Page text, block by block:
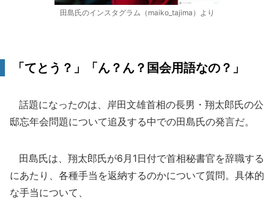
田島氏のインスタグラム（maiko_tajima）より
「てとう？」「ん？ん？国会用語なの？」
話題になったのは、岸田文雄首相の長男・翔太郎氏の公
邸忘年会問題について追及する中での田島氏の発言だ。
田島氏は、翔太郎氏が6月1日付で首相秘書官を辞職する
にあたり、各種手当を返納するのかについて質問。具体的
な手当について、